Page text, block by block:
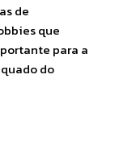
de
que
para a
do